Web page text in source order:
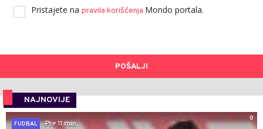
Pristajete na pravila korišćenja Mondo portala.
POŠALJI
NAJNOVIJE
0
FUDBAL
Pre 11 min